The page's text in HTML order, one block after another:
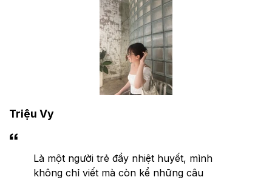
Triệu Vy
Là một người trẻ đầy nhiệt huyết, mình
không chỉ viết mà còn kể những câu